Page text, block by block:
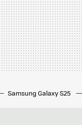
Samsung Galaxy S25